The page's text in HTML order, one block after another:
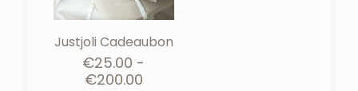
Justjoli Cadeaubon
€25.00 -
€200.00Prijsklasse: